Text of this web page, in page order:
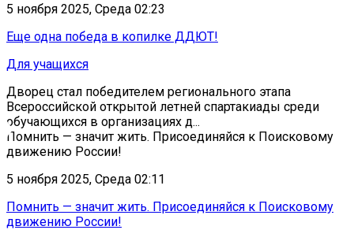
5 ноября 2025, Среда 02:23
Еще одна победа в копилке ДДЮТ!
Для учащихся
Дворец стал победителем регионального этапа
Всероссийской открытой летней спартакиады среди
обучающихся в организациях д...
Помнить — значит жить. Присоединяйся к Поисковому
движению России!
5 ноября 2025, Среда 02:11
Помнить — значит жить. Присоединяйся к Поисковому
движению России!